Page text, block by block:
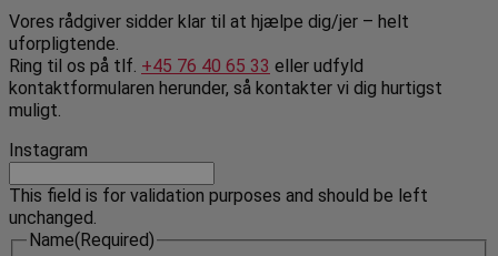
Vores rådgiver sidder klar til at hjælpe dig/jer – helt
uforpligtende.
Ring til os på tlf. +45 76 40 65 33 eller udfyld
kontaktformularen herunder, så kontakter vi dig hurtigst
muligt.
Instagram
This field is for validation purposes and should be left
unchanged.
Name(Required)